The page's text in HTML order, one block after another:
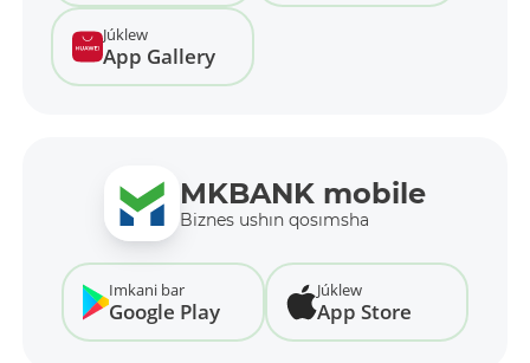
Júklew
App Gallery
MKBANK mobile
Biznes ushın qosımsha
Imkani bar
Google Play
Júklew
App Store